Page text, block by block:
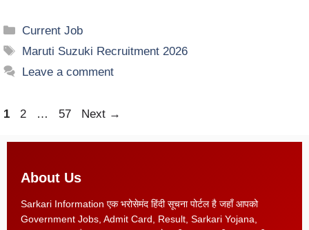
Current Job
Maruti Suzuki Recruitment 2026
Leave a comment
1 2 … 57 Next →
About Us
Sarkari Information एक भरोसेमंद हिंदी सूचना पोर्टल है जहाँ आपको
Government Jobs, Admit Card, Result, Sarkari Yojana,